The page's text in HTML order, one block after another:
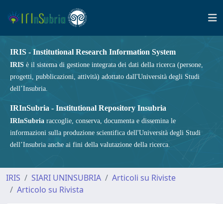
IRIS - Institutional Research Information System
IRIS è il sistema di gestione integrata dei dati della ricerca (persone,
progetti, pubblicazioni, attività) adottato dall'Università degli Studi
dell’Insubria.
IRInSubria - Institutional Repository Insubria
IRInSubria raccoglie, conserva, documenta e dissemina le
informazioni sulla produzione scientifica dell'Università degli Studi
dell’Insubria anche ai fini della valutazione della ricerca.
IRIS SIARI UNINSUBRIA
Articoli su Riviste
Articolo su Rivista